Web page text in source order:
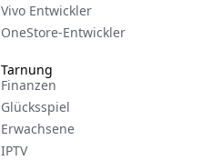
Tarnung
Finanzen
Glücksspiel
Erwachsene
IPTV
Vivo Entwickler
OneStore-Entwickler